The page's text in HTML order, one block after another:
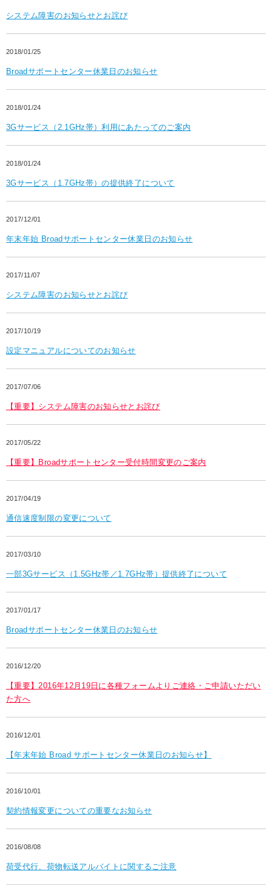
システム障害のお知らせとお詫び
2018/01/25
Broadサポートセンター休業日のお知らせ
2018/01/24
3Gサービス（2.1GHz帯）利用にあたってのご案内
2018/01/24
3Gサービス（1.7GHz帯）の提供終了について
2017/12/01
年末年始 Broadサポートセンター休業日のお知らせ
2017/11/07
システム障害のお知らせとお詫び
2017/10/19
設定マニュアルについてのお知らせ
2017/07/06
【重要】システム障害のお知らせとお詫び
2017/05/22
【重要】Broadサポートセンター受付時間変更のご案内
2017/04/19
通信速度制限の変更について
2017/03/10
一部3Gサービス（1.5GHz帯／1.7GHz帯）提供終了について
2017/01/17
Broadサポートセンター休業日のお知らせ
2016/12/20
【重要】2016年12月19日に各種フォームよりご連絡・ご申請いただい
た方へ
2016/12/01
【年末年始 Broad サポートセンター休業日のお知らせ】
2016/10/01
契約情報変更についての重要なお知らせ
2016/08/08
荷受代行、荷物転送アルバイトに関するご注意